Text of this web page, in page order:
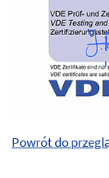
Powrót do